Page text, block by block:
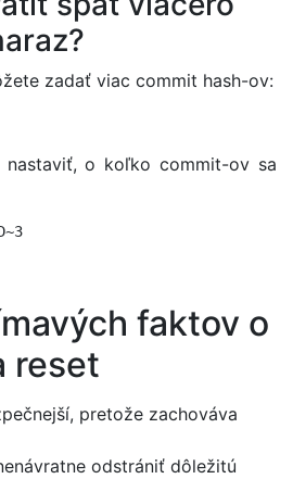
zadať viac commit hash-ov:
o koľko commit-ov sa
faktov o
reset
pretože zachováva
odstrániť dôležitú